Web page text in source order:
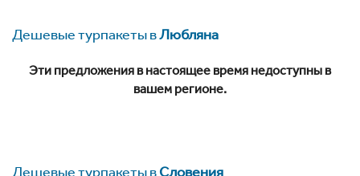
Дешевые турпакеты вЛюбляна
Эти предложения в настоящее время недоступны в
вашем регионе.
Дешевые турпакеты вСловения